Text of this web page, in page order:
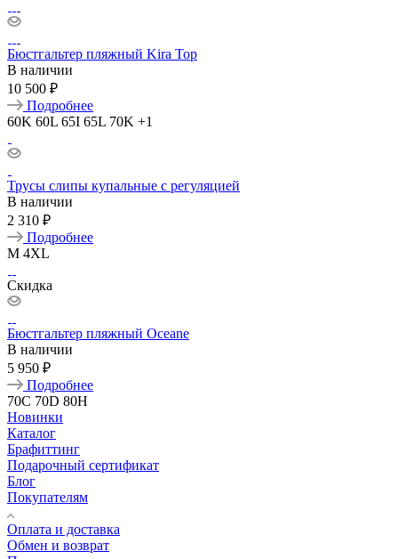
Бюстгальтер пляжный Kira Top
В наличии
10 500 ₽
Подробнее
60K 60L 65I 65L 70K +1
Трусы слипы купальные с регуляцией
В наличии
2 310 ₽
Подробнее
M 4XL
Скидка
Бюстгальтер пляжный Oceane
В наличии
5 950 ₽
Подробнее
70C 70D 80H
Новинки
Каталог
Брафиттинг
Подарочный сертификат
Блог
Покупателям
Оплата и доставка
Обмен и возврат